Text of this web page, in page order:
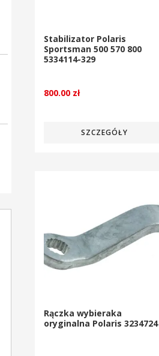
Stabilizator Polaris
Sportsman 500 570 800
5334114-329
800.00 zł
SZCZEGÓŁY
Rączka wybieraka
oryginalna Polaris 3234724